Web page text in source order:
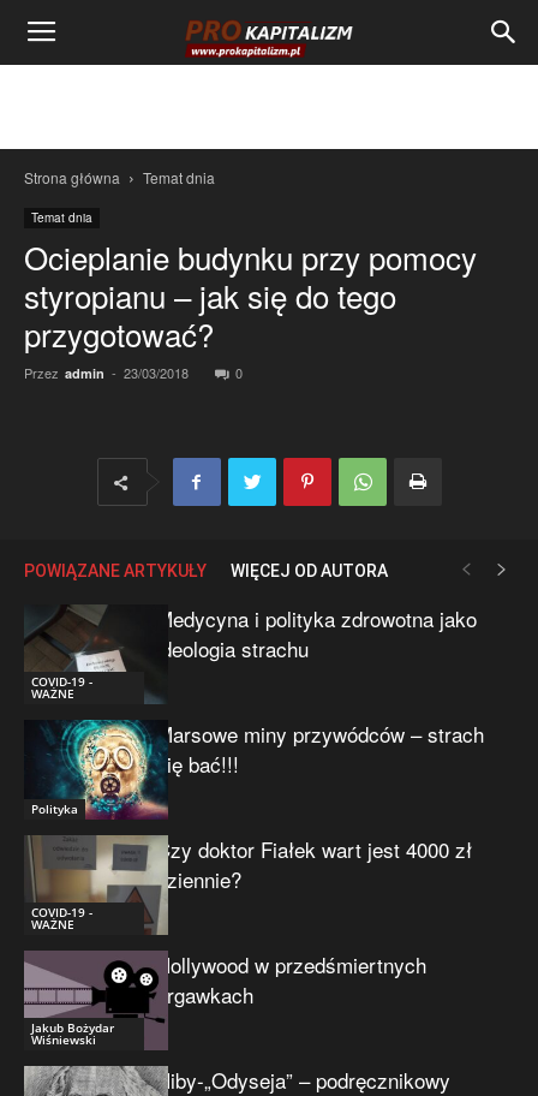
Strona główna Temat dnia
Temat dnia
Ocieplanie budynku przy pomocy
styropianu – jak się do tego
przygotować?
Przez admin - 23/03/2018 0
POWIĄZANE ARTYKUŁY WIĘCEJ OD AUTORA
COVID-19 -
WAŻNE
Medycyna i polityka zdrowotna jako
ideologia strachu
Polityka
Marsowe miny przywódców – strach
się bać!!!
COVID-19 -
WAŻNE
Czy doktor Fiałek wart jest 4000 zł
dziennie?
Jakub Bożydar
Wiśniewski
Hollywood w przedśmiertnych
drgawkach
Niby-„Odyseja” – podręcznikowy